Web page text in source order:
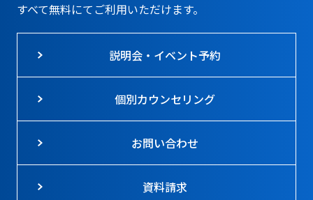
すべて無料にてご利用いただけます。
説明会・イベント予約
個別カウンセリング
お問い合わせ
資料請求